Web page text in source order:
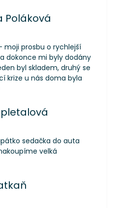
Poláková
je 5 z 5 hvězdiček.
moji prosbu o rychlejší
dokonce mi byly dodány
byl skladem, druhý se
krize u nás doma byla
je 5 z 5 hvězdiček.
sedačka do auta
velká
je 5 z 5 hvězdiček.